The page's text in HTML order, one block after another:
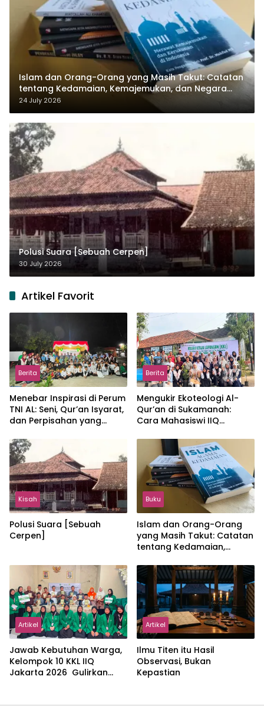
Islam dan Orang-Orang yang Masih Takut: Catatan
tentang Kedamaian, Kemajemukan, dan Negara
dalam Pemikiran Masykuri Abdillah
24 July 2026
Polusi Suara [Sebuah Cerpen]
30 July 2026
Artikel Favorit
Berita
Menebar Inspirasi di Perum
TNI AL: Seni, Qur’an Isyarat,
dan Perpisahan yang
Berita
Mengukir Ekoteologi Al-
Qur’an di Sukamanah:
Cara Mahasiswi IIQ
Jonggol
Kisah
Polusi Suara [Sebuah
Cerpen]
Buku
Islam dan Orang-Orang
yang Masih Takut: Catatan
tentang Kedamaian,
dalam Pemikiran Masykuri
Abdillah
Artikel
Jawab Kebutuhan Warga,
Kelompok 10 KKL IIQ
Jakarta 2026 Gulirkan
Artikel
Ilmu Titen itu Hasil
Observasi, Bukan
Kepastian